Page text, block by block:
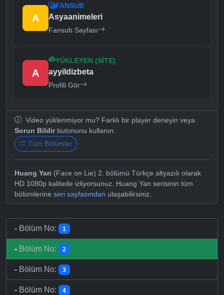
A
FANSUB
Asyaanimeleri
Fansub Sayfası
A
YÜKLEYEN (SITE)
ayyildizbeta
Profili Gör
Video yüklenmiyor mu? Farklı bir player deneyin veya
Sorun Bildirbutonunu kullanın.
Tüm Bölümler
Huang Yan (Face on Lie) 2. bölümü Türkçe altyazılı olarak
HD 1080p kalitede izliyorsunuz. Huang Yan serisinin tüm
bölümlerine seri sayfasından ulaşabilirsiniz.
- Bölüm No: 1
- Bölüm No: 2
- Bölüm No: 3
- Bölüm No: 4